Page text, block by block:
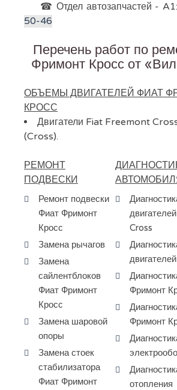
☎ Отдел автозапчастей -
50-46
Перечень работ по
Фримонт Кросс от
ОБЪЕМЫ ДВИГАТЕЛЕЙ ФИАТ
КРОСС
Двигатели Fiat Freemont
(Cross).
РЕМОНТ
ПОДВЕСКИ
Ремонт подвески
Фиат Фримонт
Кросс
Замена рычагов
Замена
сайлентблоков
Фиат Фримонт
Кросс
Замена шаровой
опоры
Замена стоек
стабилизатора
Фиат Фримонт
Cross
двигателей
Фримонт
Фримонт
отопления